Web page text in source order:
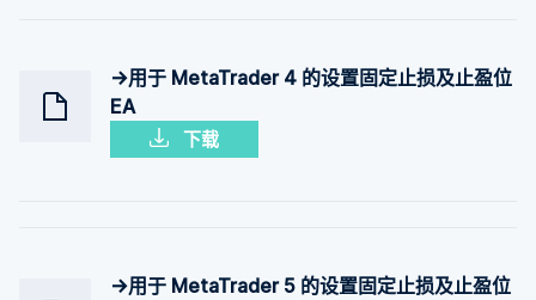
→用于 MetaTrader 4 的设置固定止损及止盈位
EA
下载
→用于 MetaTrader 5 的设置固定止损及止盈位